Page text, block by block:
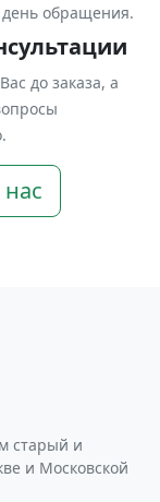
день обращения.
до заказа, а
старый и
и Московской